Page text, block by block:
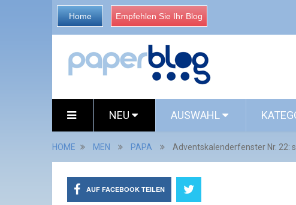
Home Empfehlen Sie Ihr Blog
NEU AUSWAHL
HOME MEN PAPA Adventskalenderfenster Nr. 22:
AUF FACEBOOK TEILEN